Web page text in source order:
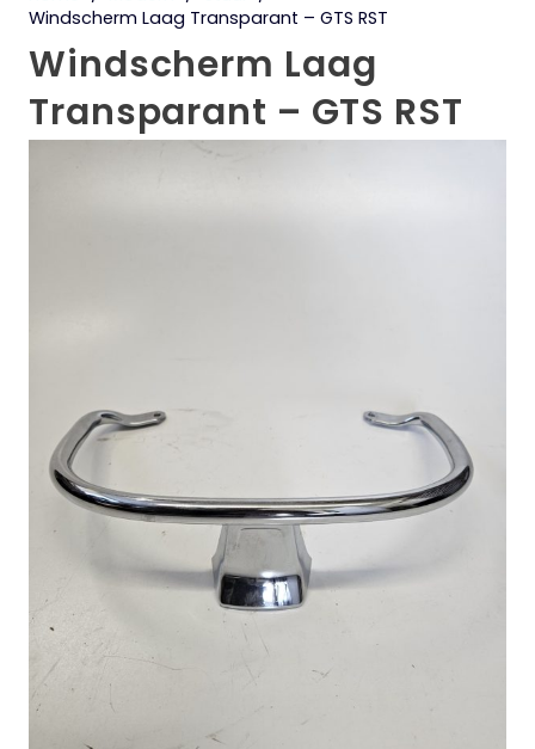
Windscherm Laag Transparant – GTS RST
Windscherm Laag
Transparant – GTS RST